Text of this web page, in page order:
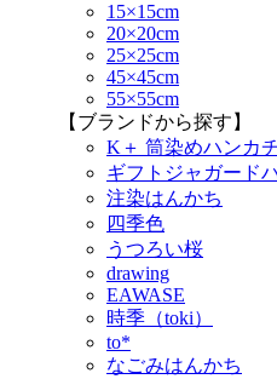
15×15cm
20×20cm
25×25cm
45×45cm
55×55cm
【ブランドから探す】
K＋ 筒染めハンカ
ギフトジャガード
注染はんかち
四季色
うつろい桜
drawing
EAWASE
時季（toki）
to*
なごみはんかち